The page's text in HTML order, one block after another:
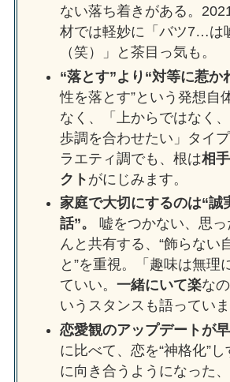
ない落ち着きがある。
材では軽妙に「バツ7…は
（笑）」と茶目っ気も。
“落とす”より“対等に惹か
性を落とす”という発想自
なく、「上からではなく
歩調を合わせたい」タイ
ラエティ調でも、根は相
クト がにじみます。
家庭で大切にするのは“誠
話”。
嘘をつかない、思
んと共有する、“飾らない
と”を重視。「趣味は無理
ていい。 一緒にいて楽な
いうスタンスも語っていま
恋愛観のアップデートが早
に比べて、恋を“神格化”
に向き合うようになった